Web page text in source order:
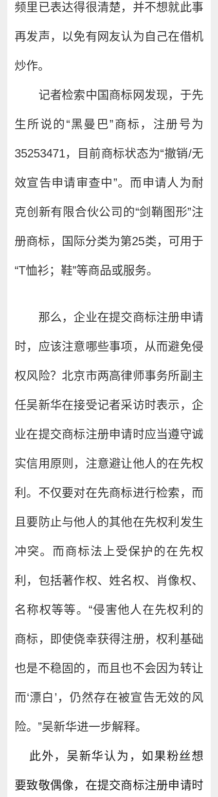
频里已表达得很清楚，并不想就此事
再发声，以免有网友认为自己在借机
炒作。
记者检索中国商标网发现，于先
生所说的“黑曼巴”商标，注册号为
35253471，目前商标状态为“撤销/无
效宣告申请审查中”。而申请人为耐
克创新有限合伙公司的“剑鞘图形”注
册商标 ，国际分类为第25类，可用于
“T恤衫；鞋”等商品或服务。
那么，企业在提交商标注册申请
时，应该注意哪些事项，从而避免侵
权风险？北京市两高律师事务所副主
任吴新华在接受记者采访时表示，企
业在提交商标注册申请时应当遵守诚
实信用原则，注意避让他人的在先权
利。不仅要对在先商标进行检索，而
且要防止与他人的其他在先权利发生
冲突。而商标法上受保护的在先权
利，包括著作权、姓名权、肖像权、
名称权等等。“侵害他人在先权利的
商标，即使侥幸获得注册，权利基础
也是不稳固的，而且也不会因为转让
而‘漂白’，仍然存在被宣告无效的风
险。”吴新华进一步解释。
此外，吴新华认为，如果粉丝想
要致敬偶像，在提交商标注册申请时